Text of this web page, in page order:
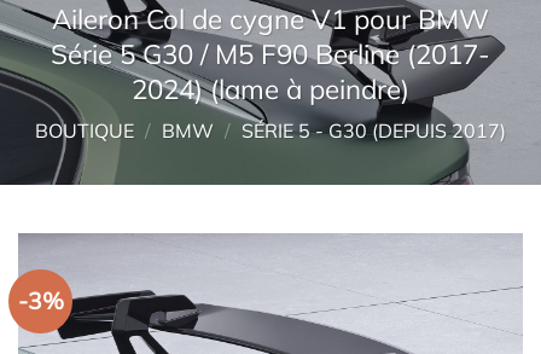
Aileron Col de cygne V1 pour BMW
Série 5 G30 / M5 F90 Berline (2017-
2024) (lame à peindre)
BOUTIQUE / BMW / SÉRIE 5 - G30 (DEPUIS 2017)
-3%